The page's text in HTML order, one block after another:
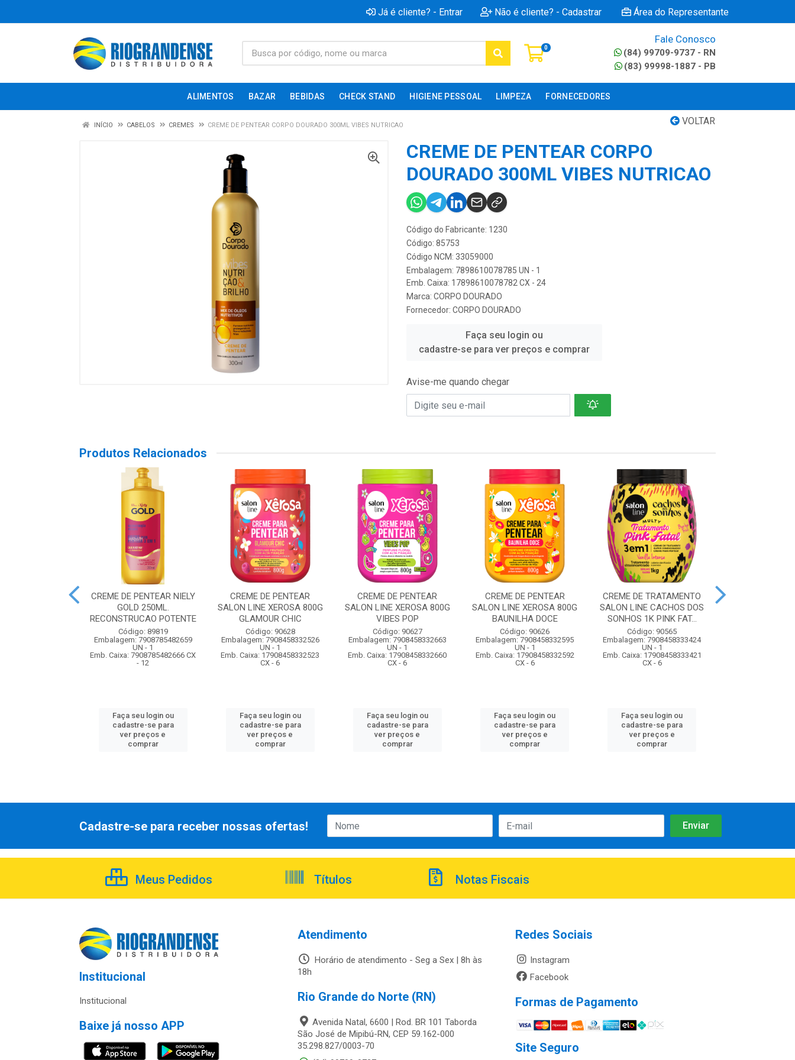
Já é cliente? - Entrar Não é cliente? - Cadastrar Área do Representante
0
Fale Conosco
(84) 99709-9737 - RN
(83) 99998-1887 - PB
ALIMENTOS BAZAR BEBIDAS CHECK STAND HIGIENE PESSOAL LIMPEZA FORNECEDORES
VOLTAR
INÍCIO CABELOS CREMES CREME DE PENTEAR CORPO DOURADO 300ML VIBES NUTRICAO
CREME DE PENTEAR CORPO
DOURADO 300ML VIBES NUTRICAO
Código do Fabricante: 1230
Código: 85753
Código NCM: 33059000
Embalagem: 7898610078785 UN - 1
Emb. Caixa: 17898610078782 CX - 24
Marca: CORPO DOURADO
Fornecedor: CORPO DOURADO
Faça seu login ou
cadastre-se para ver preços e comprar
Avise-me quando chegar
Produtos Relacionados
CREME DE PENTEAR NIELY
GOLD 250ML.
RECONSTRUCAO POTENTE
Código: 89819
Embalagem: 7908785482659
UN - 1
Emb. Caixa: 7908785482666 CX
- 12
Faça seu login ou
cadastre-se para
ver preços e
comprar
CREME DE PENTEAR
SALON LINE XEROSA 800G
GLAMOUR CHIC
Código: 90628
Embalagem: 7908458332526
UN - 1
Emb. Caixa: 17908458332523
CX - 6
Faça seu login ou
cadastre-se para
ver preços e
comprar
CREME DE PENTEAR
SALON LINE XEROSA 800G
VIBES POP
Código: 90627
Embalagem: 7908458332663
UN - 1
Emb. Caixa: 17908458332660
CX - 6
Faça seu login ou
cadastre-se para
ver preços e
comprar
CREME DE PENTEAR
SALON LINE XEROSA 800G
BAUNILHA DOCE
Código: 90626
Embalagem: 7908458332595
UN - 1
Emb. Caixa: 17908458332592
CX - 6
Faça seu login ou
cadastre-se para
ver preços e
comprar
CREME DE TRATAMENTO
SALON LINE CACHOS DOS
SONHOS 1K PINK FAT...
Código: 90565
Embalagem: 7908458333424
UN - 1
Emb. Caixa: 17908458333421
CX - 6
Faça seu login ou
cadastre-se para
ver preços e
comprar
Cadastre-se para receber nossas ofertas!
Meus Pedidos Títulos Notas Fiscais
Institucional
Institucional
Baixe já nosso APP
Atendimento
Horário de atendimento - Seg a Sex | 8h às
18h
Rio Grande do Norte (RN)
Avenida Natal, 6600 | Rod. BR 101 Taborda
São José de Mipibú-RN, CEP 59.162-000
35.298.827/0003-70
Redes Sociais
Instagram
Facebook
Formas de Pagamento
Site Seguro